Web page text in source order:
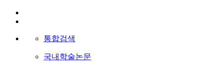
통합검색
국내학술논문